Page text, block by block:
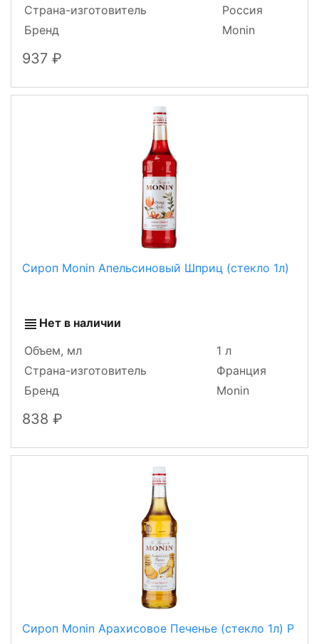
Страна-изготовитель
Россия
Бренд
Monin
937
Сироп Monin Апельсиновый Шприц (стекло 1л)
Нет в наличии
Объем, мл
1 л
Страна-изготовитель
Франция
Бренд
Monin
838
Сироп Monin Арахисовое Печенье (стекло 1л) Р